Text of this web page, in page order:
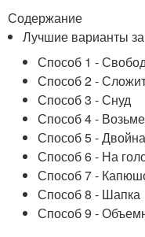
Содержание
Лучшие варианты
Способ 1 -
Способ 2 -
Способ 3 - Снуд
Способ 4 -
Способ 5 -
Способ 6 - На
Способ 7 -
Способ 8 - Шапка
Способ 9 -